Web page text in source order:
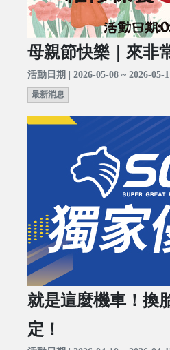
母親節快樂｜來非
活動日期 | 2026-05-08 ~ 2026-05-
最新消息
就是這麼機車！換
定！